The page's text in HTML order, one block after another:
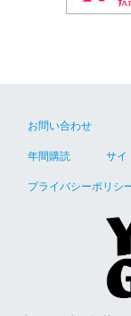
お問い合わせ
年間購読 サイ
プライバシーポリシ